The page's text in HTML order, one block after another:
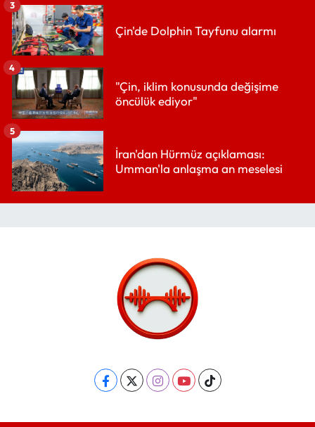
Çin'de Dolphin Tayfunu alarmı
3
"Çin, iklim konusunda değişime
öncülük ediyor"
4
İran'dan Hürmüz açıklaması:
Umman'la anlaşma an meselesi
5